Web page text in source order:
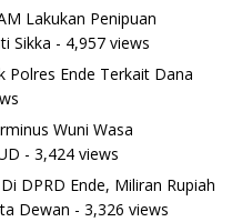
Lakukan Penipuan
Sikka - 4,957 views
Polres Ende Terkait Dana
Wuni Wasa
- 3,424 views
DPRD Ende, Miliran Rupiah
Dewan - 3,326 views